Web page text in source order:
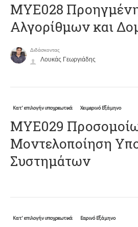
ΜΥΕ028
Αλγορίθμων και
Διδάσκοντας
Λουκάς Γεωργιάδης
Κατ' επιλογήν υποχρεωτικά Χειμερινό Εξάμηνο
ΜΥΕ029
Μοντελοποίηση
Συστημάτων
Κατ' επιλογήν υποχρεωτικά Εαρινό Εξάμηνο